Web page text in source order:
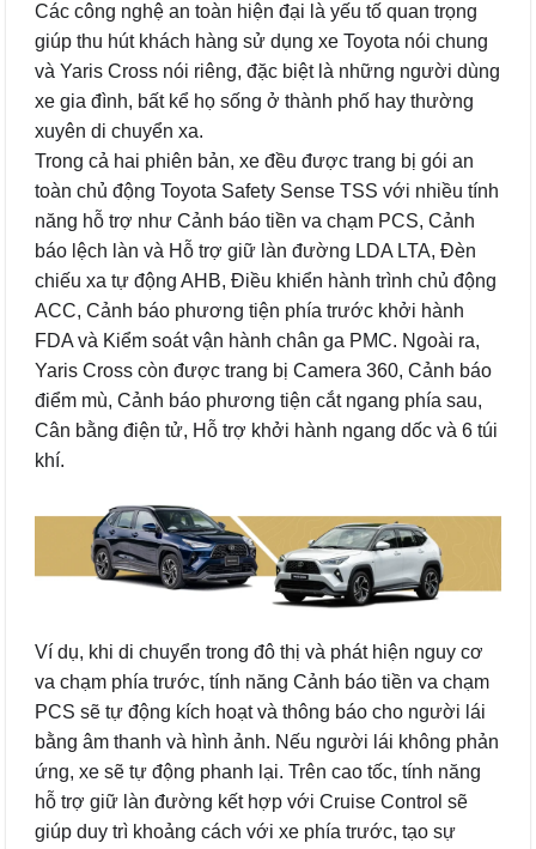
Các công nghệ an toàn hiện đại là yếu tố quan trọng
giúp thu hút khách hàng sử dụng xe Toyota nói chung
và Yaris Cross nói riêng, đặc biệt là những người dùng
xe gia đình, bất kể họ sống ở thành phố hay thường
xuyên di chuyển xa.
Trong cả hai phiên bản, xe đều được trang bị gói an
toàn chủ động Toyota Safety Sense TSS với nhiều tính
năng hỗ trợ như Cảnh báo tiền va chạm PCS, Cảnh
báo lệch làn và Hỗ trợ giữ làn đường LDA LTA, Đèn
chiếu xa tự động AHB, Điều khiển hành trình chủ động
ACC, Cảnh báo phương tiện phía trước khởi hành
FDA và Kiểm soát vận hành chân ga PMC. Ngoài ra,
Yaris Cross còn được trang bị Camera 360, Cảnh báo
điểm mù, Cảnh báo phương tiện cắt ngang phía sau,
Cân bằng điện tử, Hỗ trợ khởi hành ngang dốc và 6 túi
khí.
Ví dụ, khi di chuyển trong đô thị và phát hiện nguy cơ
va chạm phía trước, tính năng Cảnh báo tiền va chạm
PCS sẽ tự động kích hoạt và thông báo cho người lái
bằng âm thanh và hình ảnh. Nếu người lái không phản
ứng, xe sẽ tự động phanh lại. Trên cao tốc, tính năng
hỗ trợ giữ làn đường kết hợp với Cruise Control sẽ
giúp duy trì khoảng cách với xe phía trước, tạo sự